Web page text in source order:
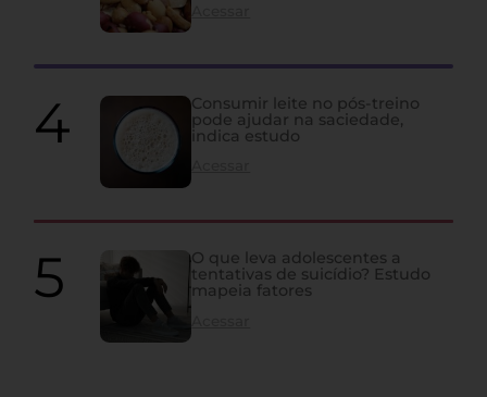
Consumir leite no pós-treino
pode ajudar na saciedade,
indica estudo
O que leva adolescentes a
tentativas de suicídio? Estudo
mapeia fatores